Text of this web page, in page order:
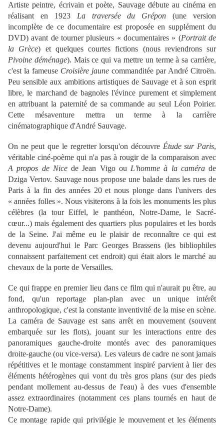
Artiste peintre, écrivain et poète, Sauvage débute au cinéma en
réalisant en 1923 La traversée du Grépon (une version
incomplète de ce documentaire est proposée en supplément du
DVD) avant de tourner plusieurs « documentaires » (Portrait de
la Grèce) et quelques courtes fictions (nous reviendrons sur
Pivoine déménage). Mais ce qui va mettre un terme à sa carrière,
c'est la fameuse Croisière jaune commanditée par André Citroën.
Peu sensible aux ambitions artistiques de Sauvage et à son esprit
libre, le marchand de bagnoles l'évince purement et simplement
en attribuant la paternité de sa commande au seul Léon Poirier.
Cette mésaventure mettra un terme à la carrière
cinématographique d'André Sauvage.
On ne peut que le regretter lorsqu'on découvre Étude sur Paris,
véritable ciné-poème qui n'a pas à rougir de la comparaison avec
A propos de Nicede Jean Vigo ou L'homme à la camérade
Dziga Vertov. Sauvage nous propose une balade dans les rues de
Paris à la fin des années 20 et nous plonge dans l'univers des
« années folles ». Nous visiterons à la fois les monuments les plus
célèbres (la tour Eiffel, le panthéon, Notre-Dame, le Sacré-
cœur...) mais également des quartiers plus populaires et les bords
de la Seine. J'ai même eu le plaisir de reconnaître ce qui est
devenu aujourd'hui le Parc Georges Brassens (les bibliophiles
connaissent parfaitement cet endroit) qui était alors le marché au
chevaux de la porte de Versailles.
Ce qui frappe en premier lieu dans ce film qui n'aurait pu être, au
fond, qu'un reportage plan-plan avec un unique intérêt
anthropologique, c'est la constante inventivité de la mise en scène.
La caméra de Sauvage est sans arrêt en mouvement (souvent
embarquée sur les flots), jouant sur les interactions entre des
panoramiques gauche-droite montés avec des panoramiques
droite-gauche (ou vice-versa). Les valeurs de cadre ne sont jamais
répétitives et le montage constamment inspiré parvient à lier des
éléments hétérogènes qui vont du très gros plans (sur des pieds
pendant mollement au-dessus de l'eau) à des vues d'ensemble
assez extraordinaires (notamment ces plans tournés en haut de
Notre-Dame).
Ce montage rapide qui privilégie le mouvement et les éléments